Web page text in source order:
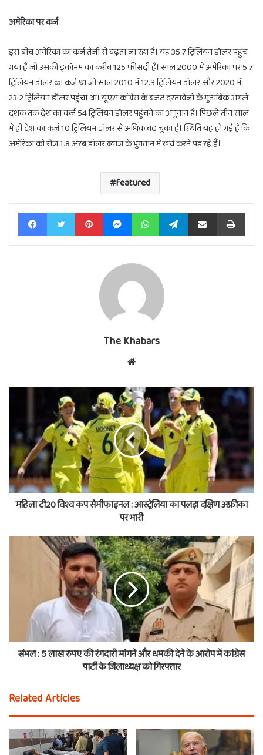
अमेरिका पर कर्ज
इस बीच अमेरिका का कर्ज तेजी से बढ़ता जा रहा है। यह 35.7 ट्रिलियन डॉलर पहुंच
गया है जो उसकी इकॉनम का करीब 125 फीसदी है। साल 2000 में अमेरिका पर 5.7
ट्रिलियन डॉलर का कर्ज था जो साल 2010 में 12.3 ट्रिलियन डॉलर और 2020 में
23.2 ट्रिलियन डॉलर पहुंचा था। यूएस कांग्रेस के बजट दस्तावेजों के मुताबिक अगले
दशक तक देश का कर्ज 54 ट्रिलियन डॉलर पहुंचने का अनुमान है। पिछले तीन साल
में ही देश का कर्ज 10 ट्रिलियन डॉलर से अधिक बढ़ चुका है। स्थिति यह हो गई है कि
अमेरिका को रोज 1.8 अरब डॉलर ब्याज के भुगतान में खर्च करने पड़ रहे हैं।
featured
FacebookTwitter PinterestMessengerWhatsAppTelegramShare via Email Print
The Khabars
Website
महिला टी20 विश्व कप सेमीफाइनल : आस्ट्रेलिया का पलड़ा दक्षिण अफ्रीका
पर भारी
संभल : 5 लाख रुपए की रंगदारी मांगने और धमकी देने के आरोप में कांग्रेस
पार्टी के जिलाध्यक्ष को गिरफ्तार
Related Articles